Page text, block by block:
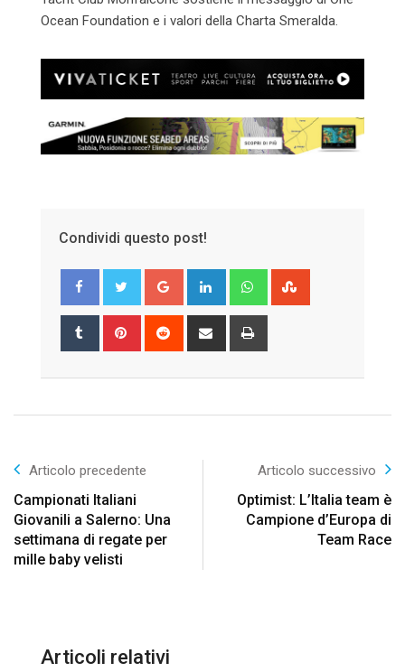
Ocean Foundation e i valori della Charta Smeralda.
Condividi questo post!
Google+ LinkedIn Whatsapp
Tumblr Pinterest Reddit
Share
Articolo precedente
Campionati Italiani
Giovanili a Salerno: Una
settimana di regate per
mille baby velisti
Articolo successivo
Optimist: L’Italia team è
Campione d’Europa di
Team Race
Articoli relativi